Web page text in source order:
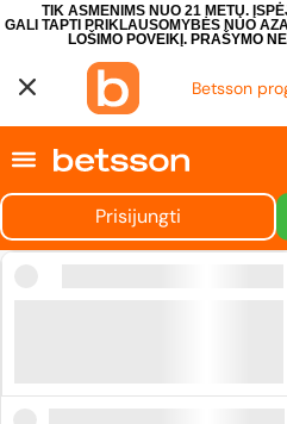
TIK ASMENIMS NUO 21 METŲ.
GALI TAPTI PRIKLAUSOMYBĖS NUO
LOŠIMO POVEIKĮ. PRAŠYMO
Betsson
Prisijungti